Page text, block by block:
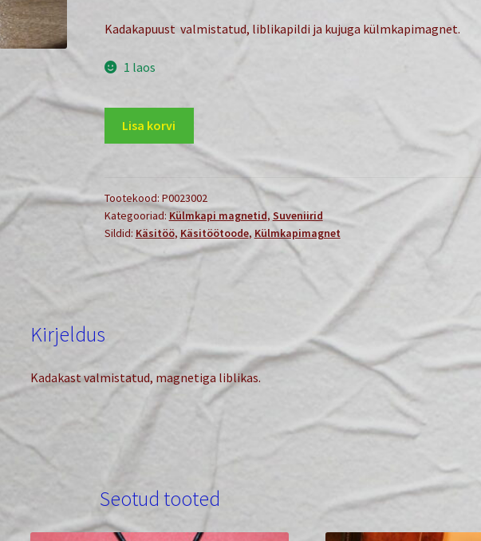
Kadakapuust valmistatud, liblikapildi ja kujuga külmkapimagnet.
1 laos
Magnetiga
Lisa korvi
Tootekood: P0023002
Kategooriad:Külmkapi magnetid, Suveniirid
Sildid: Käsitöö, Käsitöötoode, Külmkapimagnet
Kirjeldus
Kadakast valmistatud, magnetiga liblikas.
Seotud tooted